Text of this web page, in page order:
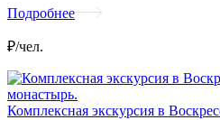
Подробнее
₽/чел.
Комплексная экскурсия в